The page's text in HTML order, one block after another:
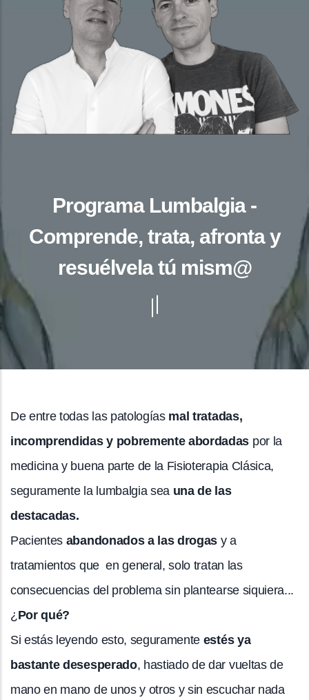
Programa Lumbalgia -
Comprende, trata, afronta y
resuélvela tú mism@
De entre todas las patologías mal tratadas,
incomprendidas y pobremente abordadas por la
medicina y buena parte de la Fisioterapia Clásica,
seguramente la lumbalgia sea una de las
destacadas.
Pacientes abandonados a las drogas y a
tratamientos que en general, solo tratan las
consecuencias del problema sin plantearse siquiera...
¿Por qué?
Si estás leyendo esto, seguramente estés ya
bastante desesperado, hastiado de dar vueltas de
mano en mano de unos y otros y sin escuchar nada